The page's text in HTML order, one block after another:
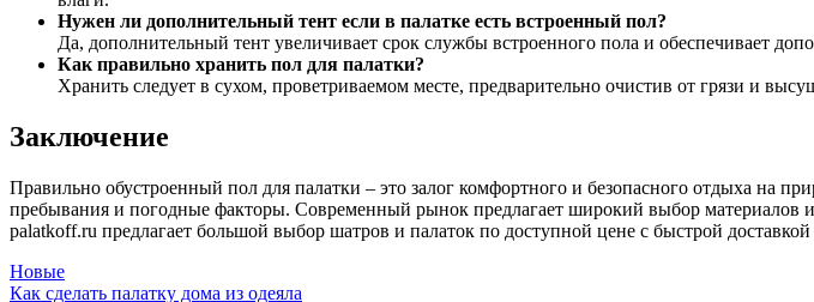
Нужен ли дополнительный тент если в палатке есть встроенный пол?
Да, дополнительный тент увеличивает срок службы встроенного пола и обеспечивает
Как правильно хранить пол для палатки?
Хранить следует в сухом, проветриваемом месте, предварительно очистив от грязи и
Заключение
Правильно обустроенный пол для палатки – это залог комфортного и безопасного отдыха на
пребывания и погодные факторы. Современный рынок предлагает широкий выбор материалов
palatkoff.ru предлагает большой выбор шатров и палаток по доступной цене с быстрой
Новые
Как сделать палатку дома из одеяла